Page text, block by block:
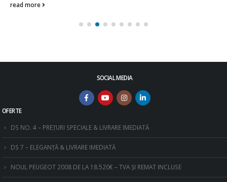
read more
SOCIAL MEDIA
OFERTE
DS NO. 4 – PREȚURI SPECIALE & LIVRARE IMEDIATĂ
DS 7 – ELEGANȚĂ & LIVRARE IMEDIATĂ
NOUL PEUGEOT 2008 DE LA 18.520€ – TVA ȘI REMAT INCLUSE